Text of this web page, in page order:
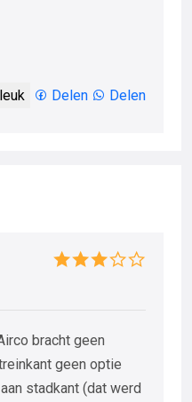
Delen Delen
bracht geen
geen optie
stadkant (dat werd